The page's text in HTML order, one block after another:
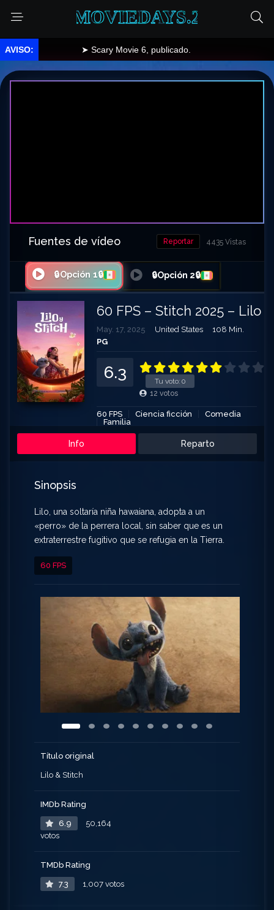
MOVIEDAYS.2
➤ Scary Movie 6, publicado.
Fuentes de vídeo 4435 Vistas
Reportar
🔒Opción 1🔒 🔒Opción 2🔒
60 FPS – Stitch 2025 – Lilo
May. 17, 2025 United States
108 Min.
PG
Tu voto: 0
6.3
12 votos
60 FPS Ciencia ficción
Comedia
Familia
Info Reparto
Sinopsis
Lilo, una soltaría niña hawaiana, adopta a un
«perro» de la perrera local, sin saber que es un
extraterrestre fugitivo que se refugia en la Tierra.
60 FPS
Título original
Lilo & Stitch
IMDb Rating
6.9
50,164
votos
TMDb Rating
7.3 1,007 votos